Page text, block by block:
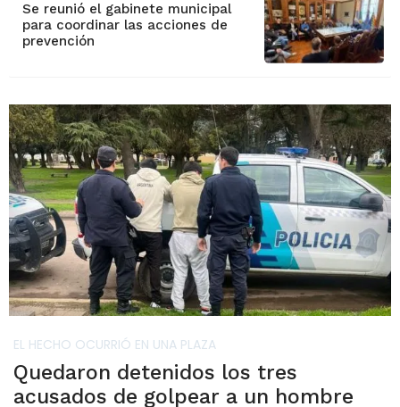
Se reunió el gabinete municipal
para coordinar las acciones de
prevención
EL HECHO OCURRIÓ EN UNA PLAZA
Quedaron detenidos los tres
acusados de golpear a un hombre